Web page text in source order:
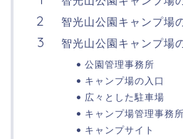
智光山公園キャンプ場
智光山公園キャンプ場
公園管理事務所
キャンプ場の入口
広々とした駐車場
キャンプ場管理事務所
キャンプサイト